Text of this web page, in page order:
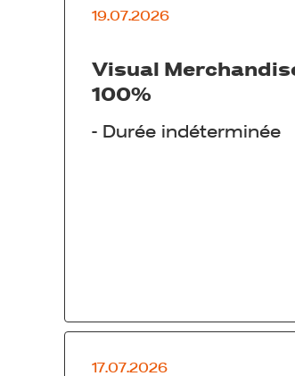
19.07.2026
Visual
100%
- Durée indéterminée
17.07.2026